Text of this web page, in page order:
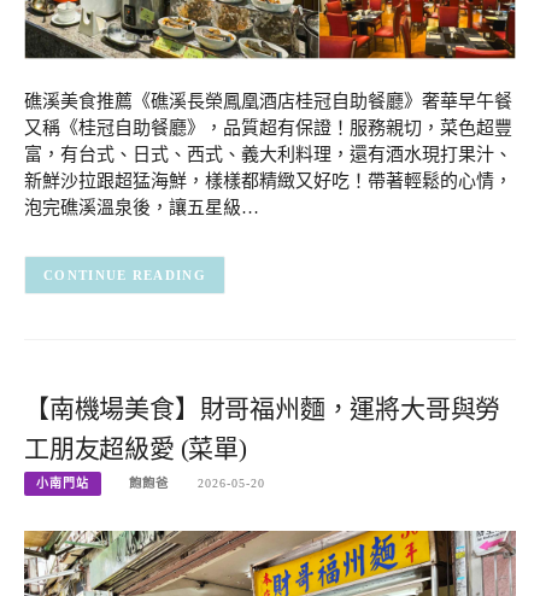
礁溪美食推薦《礁溪長榮鳳凰酒店桂冠自助餐廳》奢華早午餐
又稱《桂冠自助餐廳》，品質超有保證！服務親切，菜色超豐
富，有台式、日式、西式、義大利料理，還有酒水現打果汁、
新鮮沙拉跟超猛海鮮，樣樣都精緻又好吃！帶著輕鬆的心情，
泡完礁溪溫泉後，讓五星級…
CONTINUE READING
【南機場美食】財哥福州麵，運將大哥與勞
工朋友超級愛 (菜單)
小南門站 飽飽爸 2026-05-20